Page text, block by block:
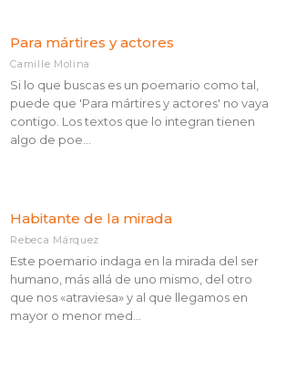
Para mártires y actores
Camille Molina
Si lo que buscas es un poemario como tal,
puede que 'Para mártires y actores' no vaya
contigo. Los textos que lo integran tienen
algo de poe...
Habitante de la mirada
Rebeca Márquez
Este poemario indaga en la mirada del ser
humano, más allá de uno mismo, del otro
que nos «atraviesa» y al que llegamos en
mayor o menor med...